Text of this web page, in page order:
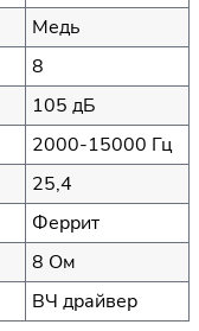
Медь
8
105 дБ
2000-15000 Гц
25,4
Феррит
8 Ом
ВЧ драйвер